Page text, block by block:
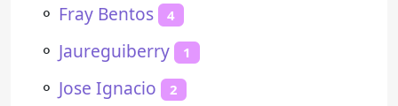
⚬ Fray Bentos 4
⚬ Jaureguiberry 1
⚬ Jose Ignacio 2